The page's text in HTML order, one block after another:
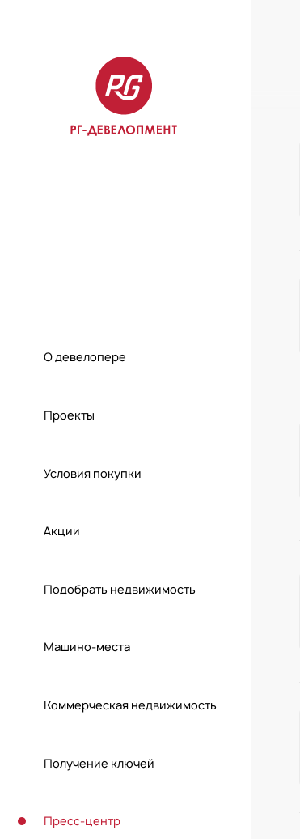
О девелопере
Проекты
Условия покупки
Акции
Подобрать недвижимость
Машино-места
Коммерческая недвижимость
Получение ключей
Пресс-центр